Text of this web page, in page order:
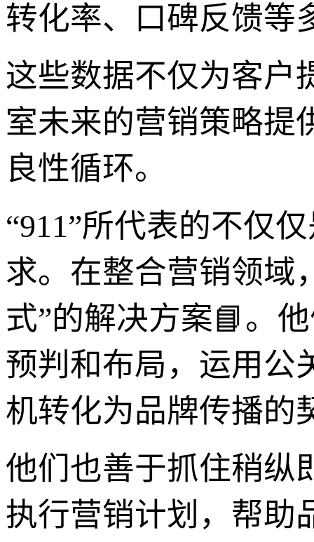
转化率、口碑反馈等
这些数据不仅为客户
室未来的营销策略提
良性循环。
“911”所代表的不仅
求。在整合营销领域
式”的解决方案📘。
预判和布局，运用公
机转化为品牌传播的
他们也善于抓住稍纵
执行营销计划，帮助